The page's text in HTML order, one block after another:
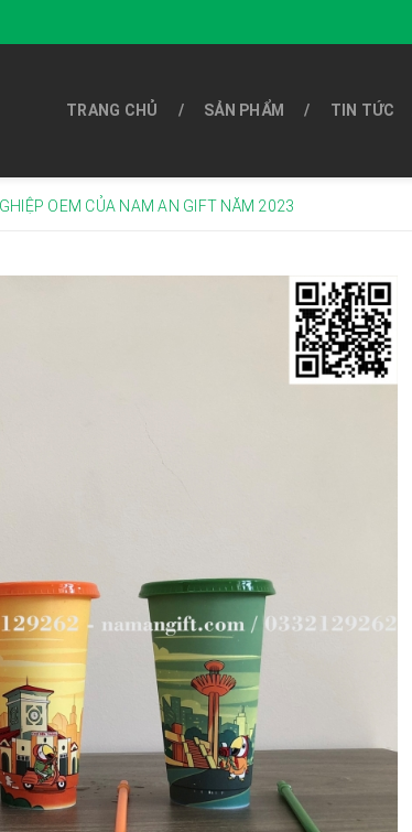
TRANG CHỦ SẢN PHẨM TIN TỨC
OEM CỦA NAM AN GIFT NĂM 2023